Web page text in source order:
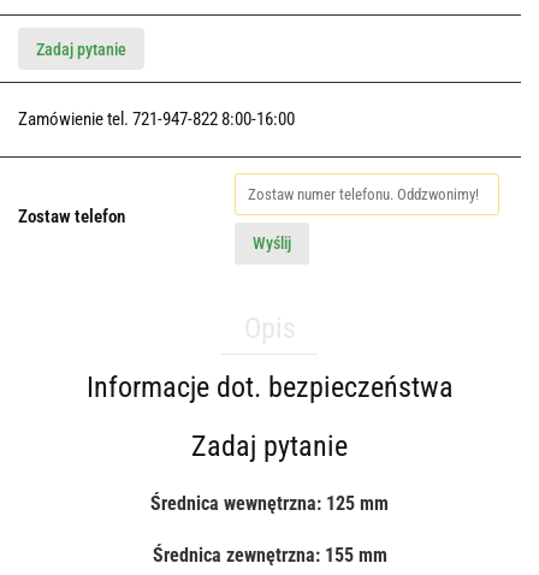
Zadaj pytanie
Zamówienie tel. 721-947-822 8:00-16:00
Zostaw telefon
Wyślij
Informacje dot. bezpieczeństwa
Zadaj pytanie
Średnica wewnętrzna: 125 mm
Średnica zewnętrzna: 155 mm